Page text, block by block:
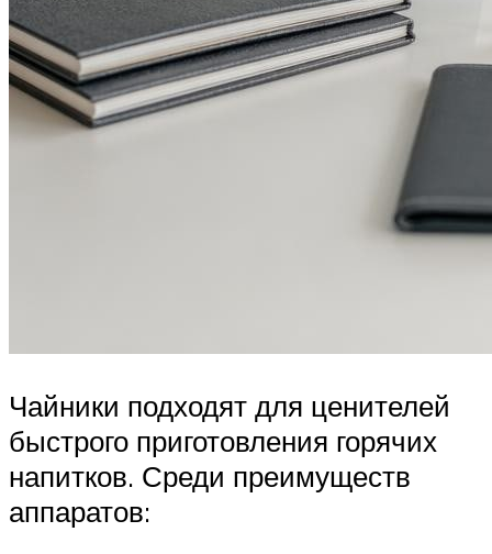
Чайники подходят для ценителей
быстрого приготовления горячих
напитков. Среди преимуществ
аппаратов: